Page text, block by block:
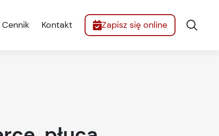
Cennik Kontakt Zapisz się online